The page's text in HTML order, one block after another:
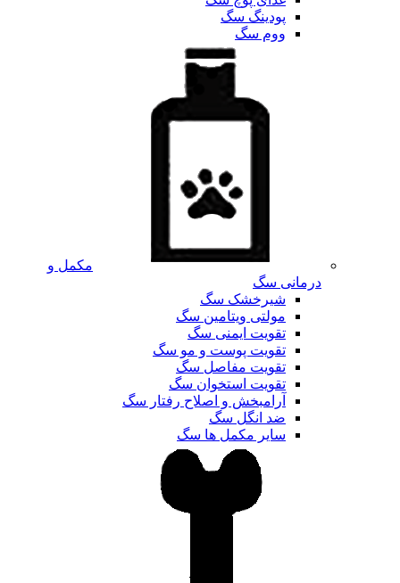
پودینگ سگ
ووم سگ
مکمل و
درمانی سگ
شیرخشک سگ
مولتی ویتامین سگ
تقویت ایمنی سگ
تقویت پوست و مو سگ
تقویت مفاصل سگ
تقویت استخوان سگ
آرامبخش و اصلاح رفتار سگ
ضد انگل سگ
سایر مکمل ها سگ